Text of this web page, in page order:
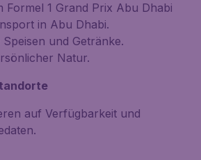
Formel 1 Grand Prix Abu Dhabi
in Abu Dhabi.
und Getränke.
Natur.
auf Verfügbarkeit und